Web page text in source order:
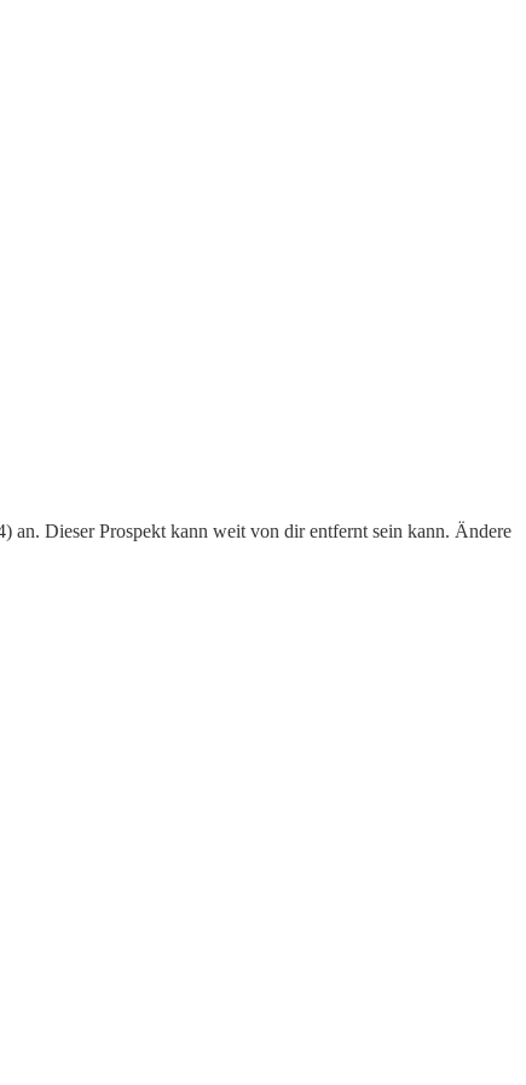
an. Dieser Prospekt kann weit von dir entfernt sein kann. Ändere